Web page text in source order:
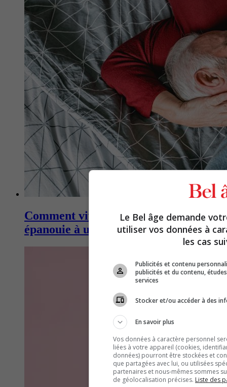
Comment vivre une sexualité
épanouie à un âge avancé
Le Bel âge demande
utiliser vos données à
les cas
Publicités et contenu
publicités et du contenu,
services
Stocker et/ou accéder à des
En savoir plus
Vos données à caractère personnel
liées à votre appareil (cookies,
données) pourront être stockées et
que partagées avec lui, ou utilisées
partenaires et nous-mêmes sommes
de géolocalisation précises. Liste des